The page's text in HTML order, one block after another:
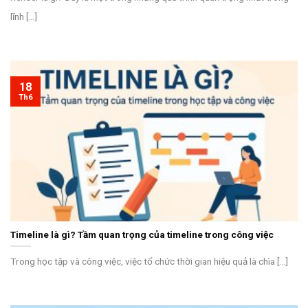
lĩnh [...]
Timeline là gì? Tầm quan trọng của timeline trong công việc
Trong học tập và công việc, việc tổ chức thời gian hiệu quả là chìa [...]
18
Th6